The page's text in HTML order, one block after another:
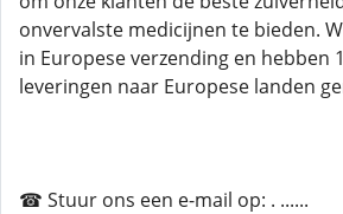
onvervalste medicijnen te bieden.
in Europese verzending en hebben
leveringen naar Europese landen
☎ Stuur ons een e-mail op: . ......